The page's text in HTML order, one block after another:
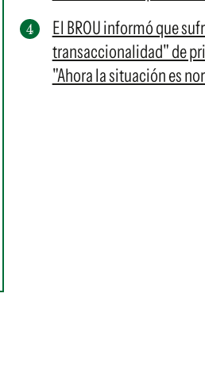
El BROU informó que
transaccionalidad" de
"Ahora la situación es